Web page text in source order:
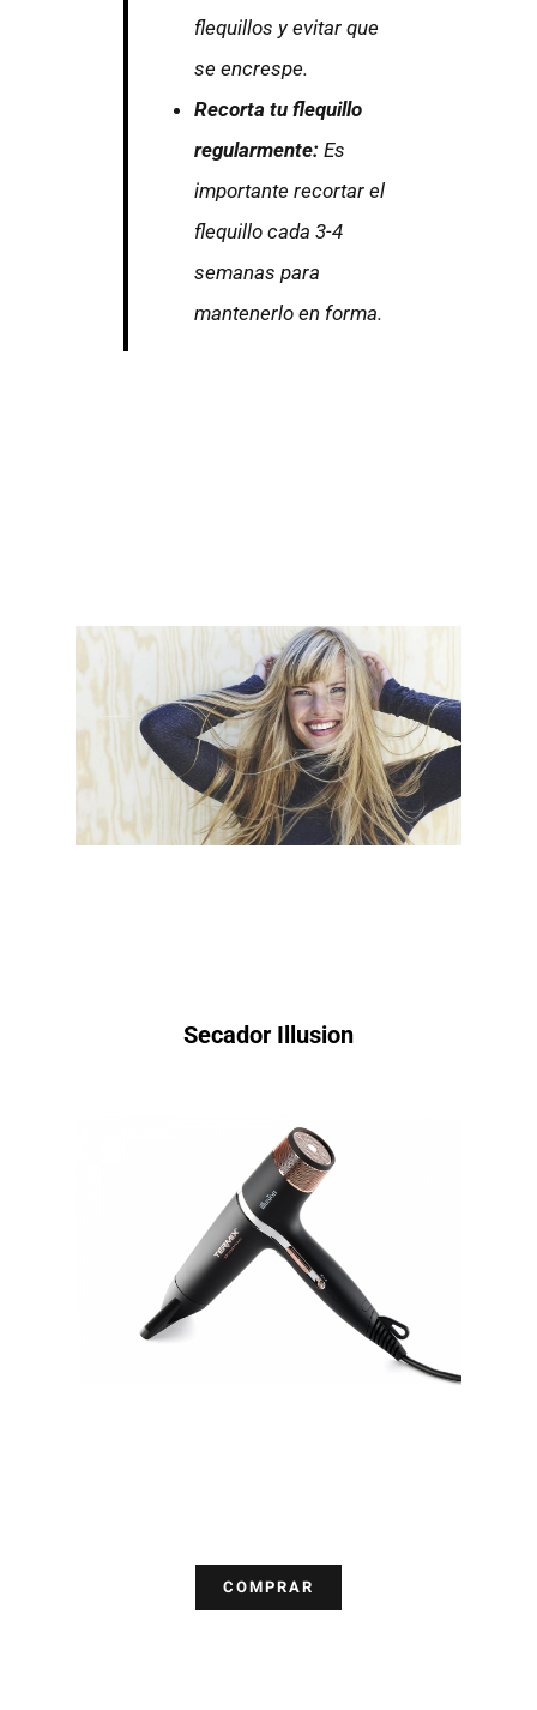
flequillos y evitar que
se encrespe.
Recorta tu flequillo
regularmente: Es
importante recortar el
flequillo cada 3-4
semanas para
mantenerlo en forma.
Secador Illusion
COMPRAR